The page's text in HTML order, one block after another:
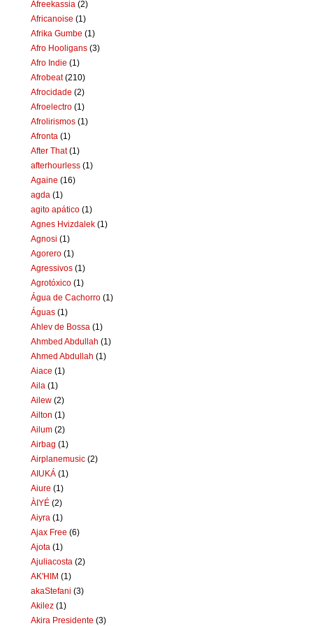
Afreekassia (2)
Africanoise (1)
Afrika Gumbe (1)
Afro Hooligans (3)
Afro Indie (1)
Afrobeat (210)
Afrocidade (2)
Afroelectro (1)
Afrolirismos (1)
Afronta (1)
After That (1)
afterhourless (1)
Againe (16)
agda (1)
agito apático (1)
Agnes Hvizdalek (1)
Agnosi (1)
Agorero (1)
Agressivos (1)
Agrotóxico (1)
Água de Cachorro (1)
Águas (1)
Ahlev de Bossa (1)
Ahmbed Abdullah (1)
Ahmed Abdullah (1)
Aiace (1)
Aila (1)
Ailew (2)
Ailton (1)
Ailum (2)
Airbag (1)
Airplanemusic (2)
AIUKÁ (1)
Aiure (1)
ÀIYÉ (2)
Aiyra (1)
Ajax Free (6)
Ajota (1)
Ajuliacosta (2)
AK'HIM (1)
akaStefani (3)
Akilez (1)
Akira Presidente (3)